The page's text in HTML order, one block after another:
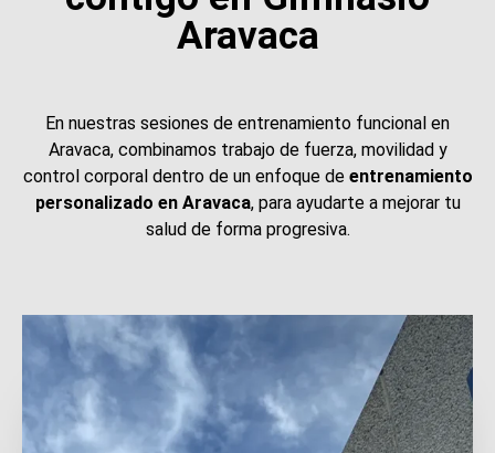
Aravaca
En nuestras sesiones de entrenamiento funcional en
Aravaca, combinamos trabajo de fuerza, movilidad y
control corporal dentro de un enfoque de entrenamiento
personalizado en Aravaca, para ayudarte a mejorar tu
salud de forma progresiva.